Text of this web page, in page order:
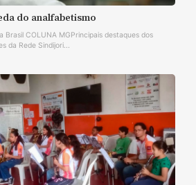
do analfabetismo
Brasil COLUNA MGPrincipais destaques dos
da Rede Sindijori...